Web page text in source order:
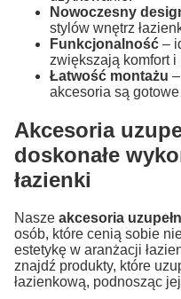
Nowoczesny
stylów wnętrz
Funkcjonalność –
zwiększają komfort i
Łatwość montażu
akcesoria są
Akcesoria
doskonałe
łazienki
Nasze akcesoria
osób, które cenią sobie
estetykę w aranżacji
znajdź produkty, które
łazienkową, podnosząc